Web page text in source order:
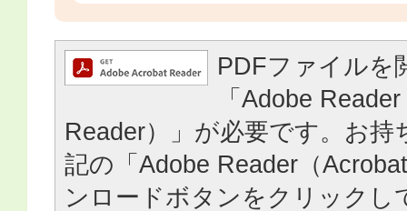
PDFファイルを
「Adobe
Reader）」が必要です。お持
記の「Adobe Reader（
ンロードボタンをクリックし